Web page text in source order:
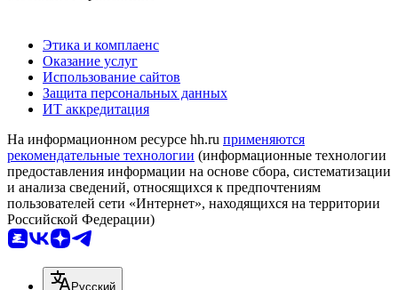
Этика и комплаенс
Оказание услуг
Использование сайтов
Защита персональных данных
ИТ аккредитация
На информационном ресурсе hh.ru применяются
рекомендательные технологии (информационные технологии
предоставления информации на основе сбора, систематизации
и анализа сведений, относящихся к предпочтениям
пользователей сети «Интернет», находящихся на территории
Российской Федерации)
Русский